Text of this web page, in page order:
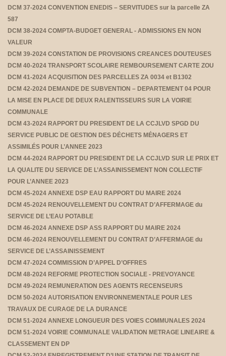
DCM 37-2024 CONVENTION ENEDIS – SERVITUDES sur la parcelle ZA
587
DCM 38-2024 COMPTA-BUDGET GENERAL - ADMISSIONS EN NON
VALEUR
DCM 39-2024 CONSTATION DE PROVISIONS CREANCES DOUTEUSES
DCM 40-2024 TRANSPORT SCOLAIRE REMBOURSEMENT CARTE ZOU
DCM 41-2024 ACQUISITION DES PARCELLES ZA 0034 et B1302
DCM 42-2024 DEMANDE DE SUBVENTION – DEPARTEMENT 04 POUR
LA MISE EN PLACE DE DEUX RALENTISSEURS SUR LA VOIRIE
COMMUNALE
DCM 43-2024 RAPPORT DU PRESIDENT DE LA CCJLVD SPGD DU
SERVICE PUBLIC DE GESTION DES DÉCHETS MÉNAGERS ET
ASSIMILÉS POUR L’ANNEE 2023
DCM 44-2024 RAPPORT DU PRESIDENT DE LA CCJLVD SUR LE PRIX ET
LA QUALITE DU SERVICE DE L’ASSAINISSEMENT NON COLLECTIF
POUR L’ANNEE 2023
DCM 45-2024 ANNEXE DSP EAU RAPPORT DU MAIRE 2024
DCM 45-2024 RENOUVELLEMENT DU CONTRAT D’AFFERMAGE du
SERVICE DE L’EAU POTABLE
DCM 46-2024 ANNEXE DSP ASS RAPPORT DU MAIRE 2024
DCM 46-2024 RENOUVELLEMENT DU CONTRAT D’AFFERMAGE du
SERVICE DE L’ASSAINISSEMENT
DCM 47-2024 COMMISSION D’APPEL D’OFFRES
DCM 48-2024 REFORME PROTECTION SOCIALE - PREVOYANCE
DCM 49-2024 REMUNERATION DES AGENTS RECENSEURS
DCM 50-2024 AUTORISATION ENVIRONNEMENTALE POUR LES
TRAVAUX DE CURAGE DE LA DURANCE
DCM 51-2024 ANNEXE LONGUEUR DES VOIES COMMUNALES 2024
DCM 51-2024 VOIRIE COMMUNALE VALIDATION METRAGE LINEAIRE &
CLASSEMENT EN DP